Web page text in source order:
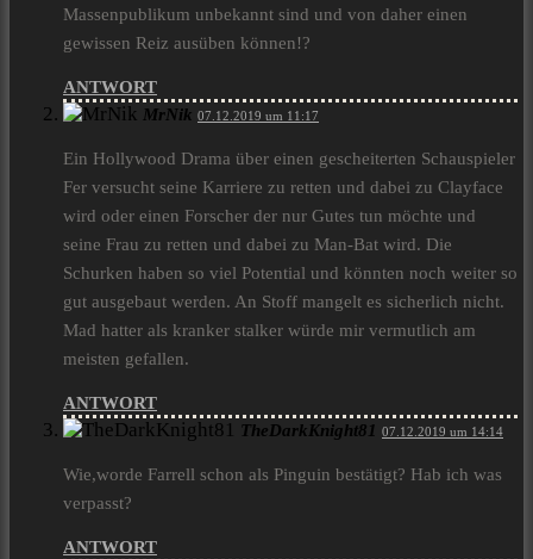
Massenpublikum unbekannt sind und von daher einen
gewissen Reiz ausüben können!?
ANTWORT
MrNik 07.12.2019 um 11:17
Ein Hollywood Drama über einen gescheiterten Schauspieler
Fer versucht seine Karriere zu retten und dabei zu Clayface
wird oder einen Forscher der nur Gutes tun möchte und
seine Frau zu retten und dabei zu Man-Bat wird. Die
Schurken haben so viel Potential und könnten noch weiter so
gut ausgebaut werden. An Stoff mangelt es sicherlich nicht.
Mad hatter als kranker stalker würde mir vermutlich am
meisten gefallen.
ANTWORT
TheDarkKnight81 07.12.2019 um 14:14
Wie,worde Farrell schon als Pinguin bestätigt? Hab ich was
verpasst?
ANTWORT